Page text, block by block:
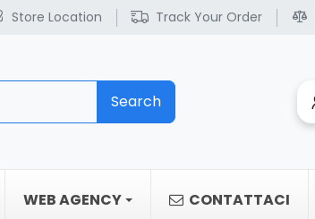
Store Location Track Your Order
Search
WEB AGENCY CONTATTACI